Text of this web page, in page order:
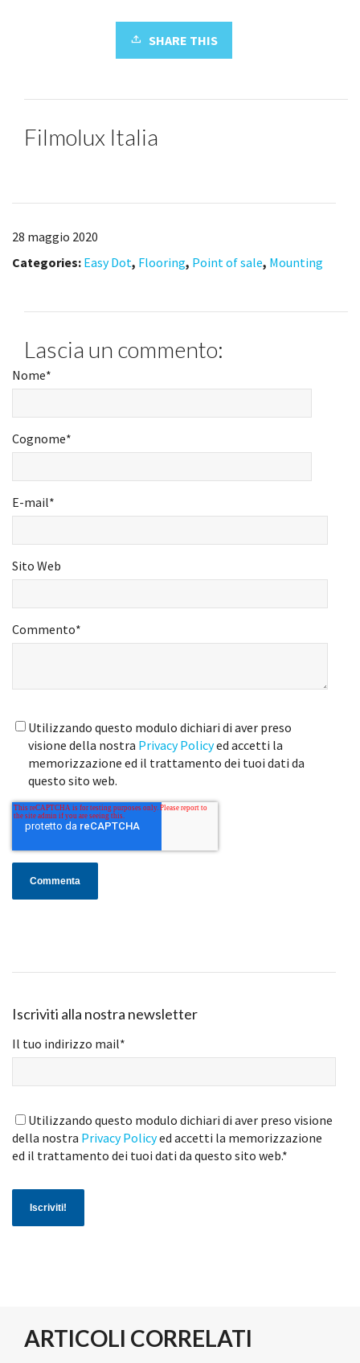
SHARE THIS
Filmolux Italia
28 maggio 2020
Categories: Easy Dot, Flooring, Point of sale, Mounting
Lascia un commento:
Nome*
Cognome*
E-mail*
Sito Web
Commento*
Utilizzando questo modulo dichiari di aver preso
visione della nostra Privacy Policyed accetti la
memorizzazione ed il trattamento dei tuoi dati da
questo sito web.
Iscriviti alla nostra newsletter
Il tuo indirizzo mail*
Utilizzando questo modulo dichiari di aver preso visione
della nostra Privacy Policyed accetti la memorizzazione
ed il trattamento dei tuoi dati da questo sito web.*
ARTICOLI CORRELATI